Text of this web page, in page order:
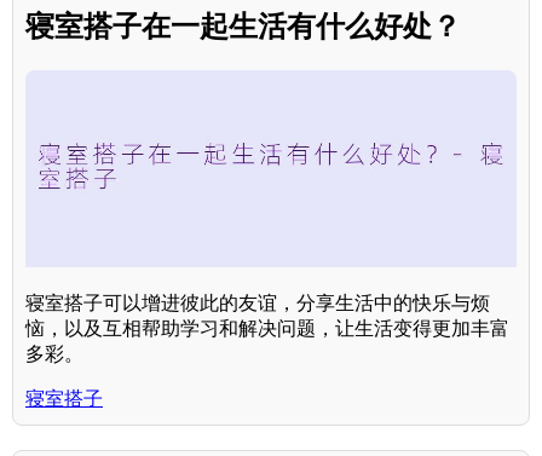
寝室搭子在一起生活有什么好处？
寝室搭子可以增进彼此的友谊，分享生活中的快乐与烦
恼，以及互相帮助学习和解决问题，让生活变得更加丰富
多彩。
寝室搭子